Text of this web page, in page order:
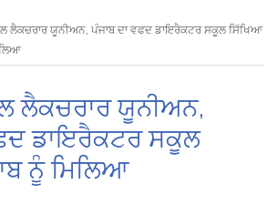
ਲੈਕਚਰਾਰ ਯੂਨੀਅਨ, ਪੰਜਾਬ ਦਾ ਵਫਦ ਡਾਇਰੈਕਟਰ ਸਕੂਲ ਸਿੱਖਿਆ
ਲੈਕਚਰਾਰ ਯੂਨੀਅਨ,
ਡਾਇਰੈਕਟਰ ਸਕੂਲ
ਨੂੰ ਮਿਲਿਆ